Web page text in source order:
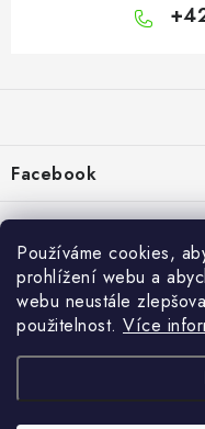
Používáme cookies,
prohlížení webu a
webu neustále
použitelnost. Více
a
t
í
Facebook
Vše o nákupu
Info
Reklamace a odstoupení
Kontakty